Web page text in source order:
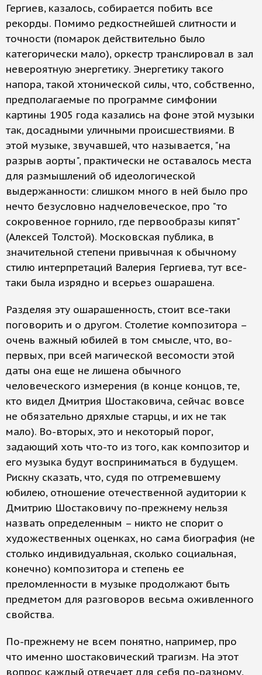
Гергиев, казалось, собирается побить все
рекорды. Помимо редкостнейшей слитности и
точности (помарок действительно было
категорически мало), оркестр транслировал в зал
невероятную энергетику. Энергетику такого
напора, такой хтонической силы, что, собственно,
предполагаемые по программе симфонии
картины 1905 года казались на фоне этой музыки
так, досадными уличными происшествиями. В
этой музыке, звучавшей, что называется, "на
разрыв аорты", практически не оставалось места
для размышлений об идеологической
выдержанности: слишком много в ней было про
нечто безусловно надчеловеческое, про "то
сокровенное горнило, где первообразы кипят"
(Алексей Толстой). Московская публика, в
значительной степени привычная к обычному
стилю интерпретаций Валерия Гергиева, тут все-
таки была изрядно и всерьез ошарашена.
Разделяя эту ошарашенность, стоит все-таки
поговорить и о другом. Столетие композитора –
очень важный юбилей в том смысле, что, во-
первых, при всей магической весомости этой
даты она еще не лишена обычного
человеческого измерения (в конце концов, те,
кто видел Дмитрия Шостаковича, сейчас вовсе
не обязательно дряхлые старцы, и их не так
мало). Во-вторых, это и некоторый порог,
задающий хоть что-то из того, как композитор и
его музыка будут восприниматься в будущем.
Рискну сказать, что, судя по отгремевшему
юбилею, отношение отечественной аудитории к
Дмитрию Шостаковичу по-прежнему нельзя
назвать определенным – никто не спорит о
художественных оценках, но сама биография (не
столько индивидуальная, сколько социальная,
конечно) композитора и степень ее
преломленности в музыке продолжают быть
предметом для разговоров весьма оживленного
свойства.
По-прежнему не всем понятно, например, про
что именно шостаковический трагизм. На этот
вопрос каждый отвечает для себя по-разному,